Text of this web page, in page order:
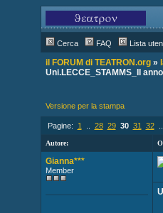
Cerca FAQ Lista
il FORUM di TEATRON.org»
Uni.LECCE_STAMMS_II anno
Versione per la stampa
Pagine: 1 28 29 30 31 32..
Autore:
Gianna***
Member